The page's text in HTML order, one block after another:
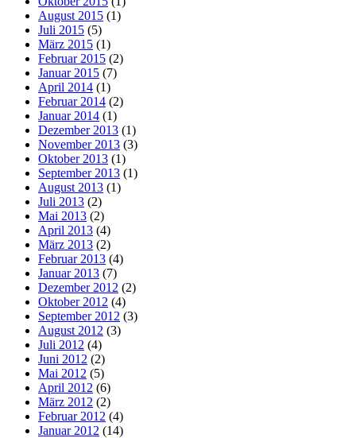
August 2015 (1)
Juli 2015 (5)
März 2015 (1)
Februar 2015 (2)
Januar 2015 (7)
April 2014 (1)
Februar 2014 (2)
Januar 2014 (1)
Dezember 2013 (1)
November 2013 (3)
Oktober 2013 (1)
September 2013 (1)
August 2013 (1)
Juli 2013 (2)
Mai 2013 (2)
April 2013 (4)
März 2013 (2)
Februar 2013 (4)
Januar 2013 (7)
Dezember 2012 (2)
Oktober 2012 (4)
September 2012 (3)
August 2012 (3)
Juli 2012 (4)
Juni 2012 (2)
Mai 2012 (5)
April 2012 (6)
März 2012 (2)
Februar 2012 (4)
Januar 2012 (14)